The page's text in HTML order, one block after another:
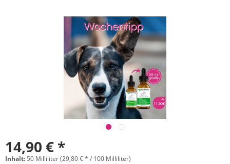
14,90 € *
Inhalt: 50 Milliliter (29,80 € * / 100 Milliliter)